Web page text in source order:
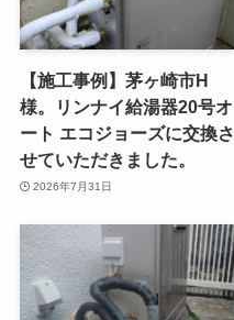
【施工事例】茅ヶ崎市H
様。リンナイ給湯器20号オ
ート エコジョーズに交換さ
せていただきました。
2026年7月31日